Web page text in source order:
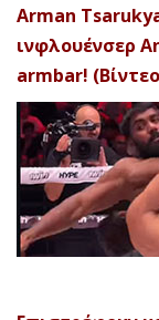
Arman
ινφλουένσερ
armbar!